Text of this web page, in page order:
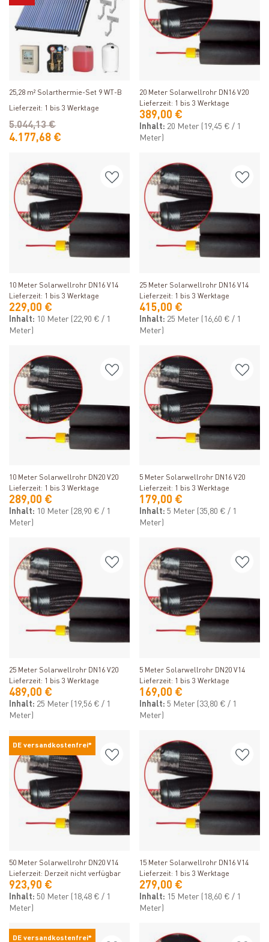
Produkt ansehen
25,28 m² Solarthermie-Set 9 WT-B
Lieferzeit: 1 bis 3 Werktage
4.177,68 €
5.044,13 €
20 Meter Solarwellrohr DN16 V20
Lieferzeit: 1 bis 3 Werktage
389,00 €
Inhalt: 20 Meter
(19,45 € / 1
Meter)
10 Meter Solarwellrohr DN16 V14
Lieferzeit: 1 bis 3 Werktage
229,00 €
Inhalt: 10 Meter (22,90 € / 1
Meter)
25 Meter Solarwellrohr DN16 V14
Lieferzeit: 1 bis 3 Werktage
415,00 €
Inhalt: 25 Meter
(16,60 € / 1
Meter)
10 Meter Solarwellrohr DN20 V20
Lieferzeit: 1 bis 3 Werktage
289,00 €
Inhalt: 10 Meter (28,90 € / 1
Meter)
5 Meter Solarwellrohr DN16 V20
Lieferzeit: 1 bis 3 Werktage
179,00 €
Inhalt: 5 Meter (35,80 € / 1
Meter)
25 Meter Solarwellrohr DN16 V20
Lieferzeit: 1 bis 3 Werktage
489,00 €
Inhalt: 25 Meter
(19,56 € / 1
Meter)
5 Meter Solarwellrohr DN20 V14
Lieferzeit: 1 bis 3 Werktage
169,00 €
Inhalt: 5 Meter (33,80 € / 1
Meter)
DE versandkostenfrei*
50 Meter Solarwellrohr DN20 V14
Lieferzeit: Derzeit nicht verfügbar
923,90 €
Inhalt: 50 Meter
(18,48 € / 1
Meter)
15 Meter Solarwellrohr DN16 V14
Lieferzeit: 1 bis 3 Werktage
279,00 €
Inhalt: 15 Meter
(18,60 € / 1
Meter)
DE versandkostenfrei*